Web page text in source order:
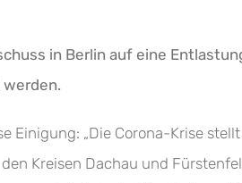
in Berlin auf eine
Einigung: „Die Corona-Krise
Kreisen Dachau und